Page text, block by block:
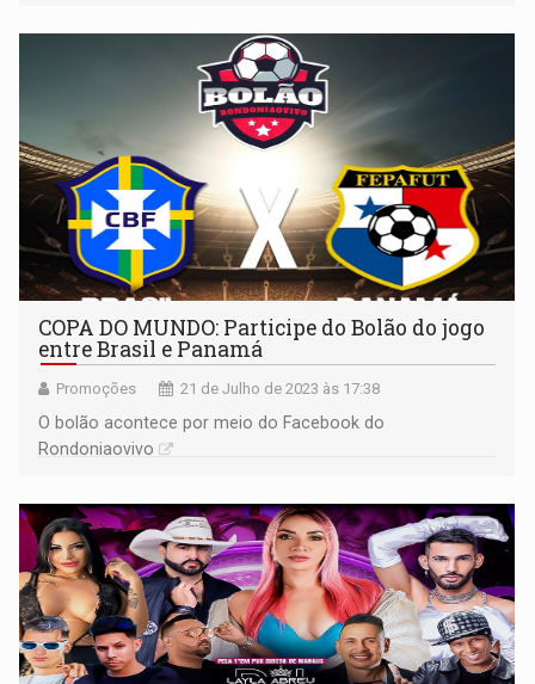
COPA DO MUNDO: Participe do Bolão do jogo
entre Brasil e Panamá
Promoções 21 de Julho de 2023 às 17:38
O bolão acontece por meio do Facebook do
Rondoniaovivo